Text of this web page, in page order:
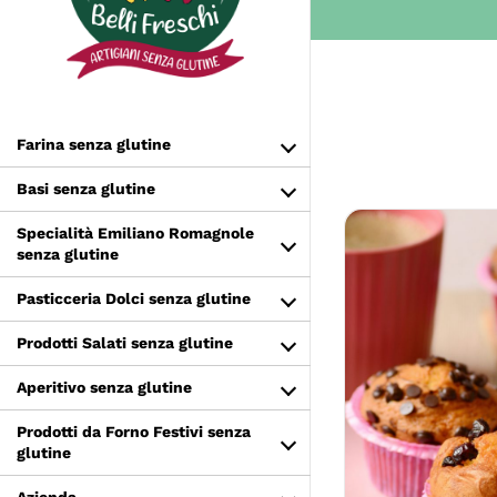
contenuto
Farina senza glutine
Basi senza glutine
Specialità Emiliano Romagnole
senza glutine
Pasticceria Dolci senza glutine
Prodotti Salati senza glutine
Aperitivo senza glutine
Prodotti da Forno Festivi senza
glutine
SCEGLI